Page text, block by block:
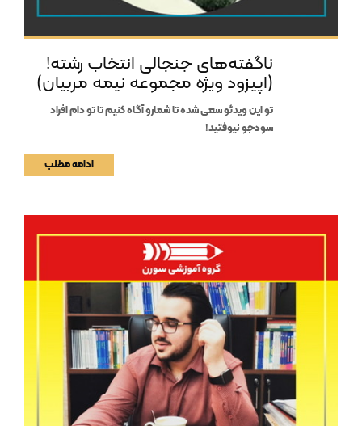
ناگفته‌های جنجالی انتخاب رشته!
(اپیزود ویژه مجموعه نیمه مربیان)
تو این ویدئو سعی شده تا شمارو آگاه کنیم تا تو دام افراد
سودجو نیوفتید!
ادامه مطلب